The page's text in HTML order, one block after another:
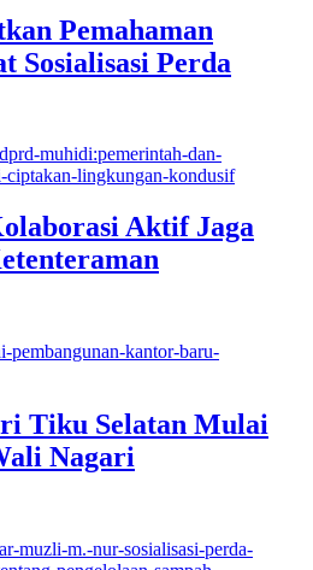
Pemahaman
Sosialisasi Perda
Aktif Jaga
Tiku Selatan Mulai
Nagari